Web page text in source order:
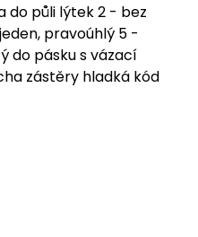
do půli lýtek 2 - bez
pravoúhlý 5 -
do pásku s vázací
zástěry hladká kód
je ušita z jednoho
Zástěra je všitá do
Z obou stran límce jsou
(na
červené růže se
širokou 13 cm je
výšivkou podle